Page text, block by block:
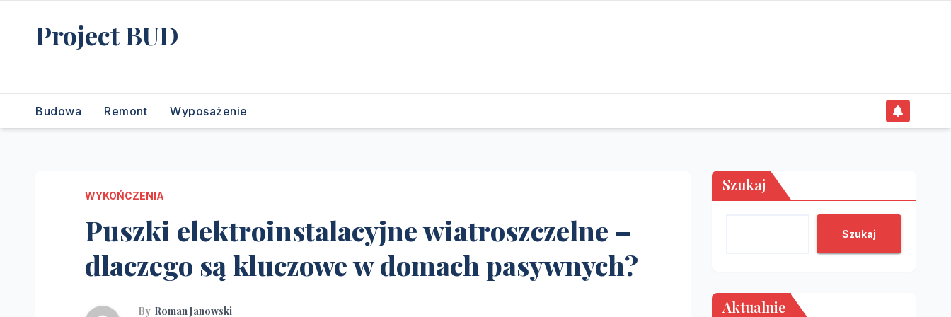
Project BUD
Budowa Remont Wyposażenie
WYKOŃCZENIA
Puszki elektroinstalacyjne wiatroszczelne –
dlaczego są kluczowe w domach pasywnych?
By Roman Janowski
Szukaj
Szukaj
Aktualnie